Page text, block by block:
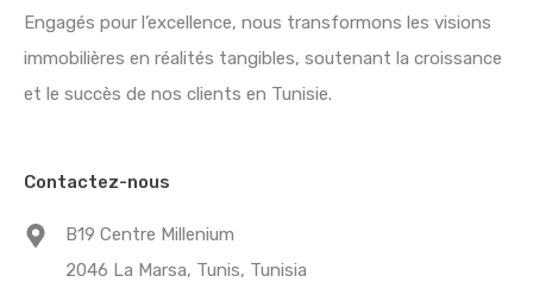
Engagés pour l’excellence, nous transformons les visions
immobilières en réalités tangibles, soutenant la croissance
et le succès de nos clients en Tunisie.
Contactez-nous
B19 Centre Millenium
2046 La Marsa, Tunis, Tunisia